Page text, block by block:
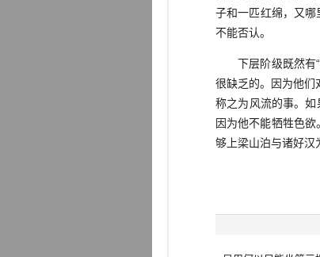
子和一匹红绵，又
不能否认。
下层阶级既然有“
很缺乏的。因为他们
称之为风流的事。如
因为他不能牺牲色
够上梁山泊与诸好汉